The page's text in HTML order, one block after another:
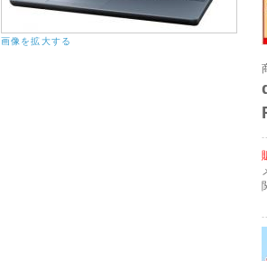
G20大阪サミット開催に伴い
G20大阪サミット開催に伴い、2019年6月24日(月)か
2019年6月24日(月)から7月3日(水)のご注文は、翌着
GW中は休業日が増えておりますのでご購入の前にカレ
画像を拡大する